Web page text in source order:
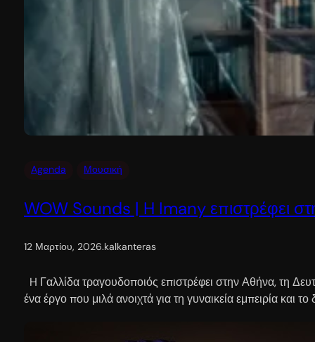
Agenda Μουσική
WOW Sounds | H Imany επιστρέφει
12 Μαρτίου, 2026.kalkanteras
H Γαλλίδα τραγουδοποιός επιστρέφει στην Αθήνα, τη
ένα έργο που μιλά ανοιχτά για τη γυναικεία εμπειρία